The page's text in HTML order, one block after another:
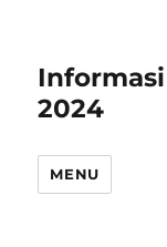
2024
MENU